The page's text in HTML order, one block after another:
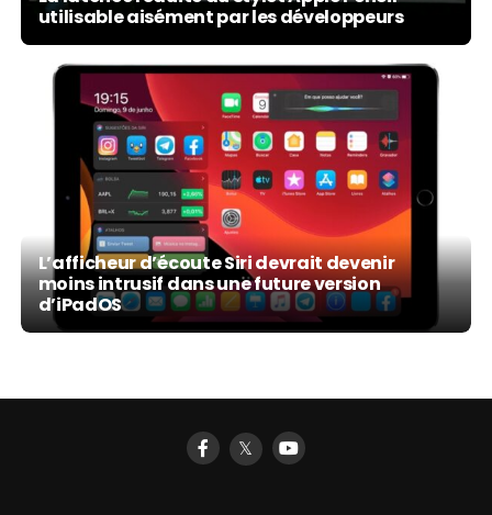
utilisable aisément par les développeurs
L’afficheur d’écoute Siri devrait devenir
moins intrusif dans une future version
d’iPadOS
𝕏